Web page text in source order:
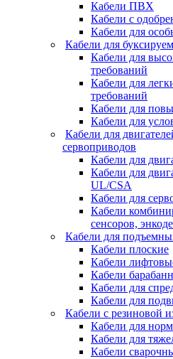
Кабели ПВХ
Кабели с
Кабели для
Кабели для
Кабели для
требований
Кабели для
требований
Кабели для
Кабели для
Кабели для
сервоприводов
Кабели для
Кабели для
UL/CSA
Кабели для
Кабели
cенсоров,
Кабели для
Кабели плоские
Кабели
Кабели
Кабели для
Кабели для
Кабели с резиновой
Кабели для
Кабели для
Кабели